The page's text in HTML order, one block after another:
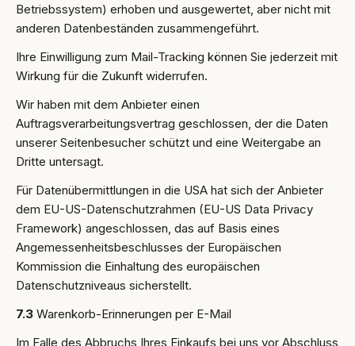
Betriebssystem) erhoben und ausgewertet, aber nicht mit
anderen Datenbeständen zusammengeführt.
Ihre Einwilligung zum Mail-Tracking können Sie jederzeit mit
Wirkung für die Zukunft widerrufen.
Wir haben mit dem Anbieter einen
Auftragsverarbeitungsvertrag geschlossen, der die Daten
unserer Seitenbesucher schützt und eine Weitergabe an
Dritte untersagt.
Für Datenübermittlungen in die USA hat sich der Anbieter
dem EU-US-Datenschutzrahmen (EU-US Data Privacy
Framework) angeschlossen, das auf Basis eines
Angemessenheitsbeschlusses der Europäischen
Kommission die Einhaltung des europäischen
Datenschutzniveaus sicherstellt.
7.3 Warenkorb-Erinnerungen per E-Mail
Im Falle des Abbruchs Ihres Einkaufs bei uns vor Abschluss